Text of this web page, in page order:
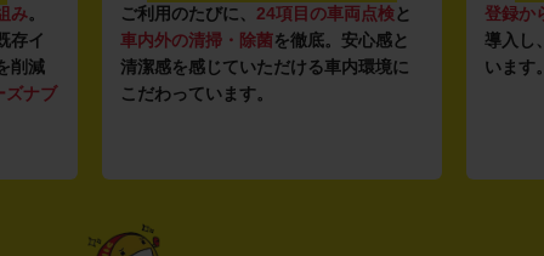
み。
存イ
削減
ズナブ
ご利用のたびに、 24項目の車両点検と
車内外の清掃・除菌を徹底。安心感と
清潔感を感じていただける車内環境に
こだわっています。
登録か
導入し
います